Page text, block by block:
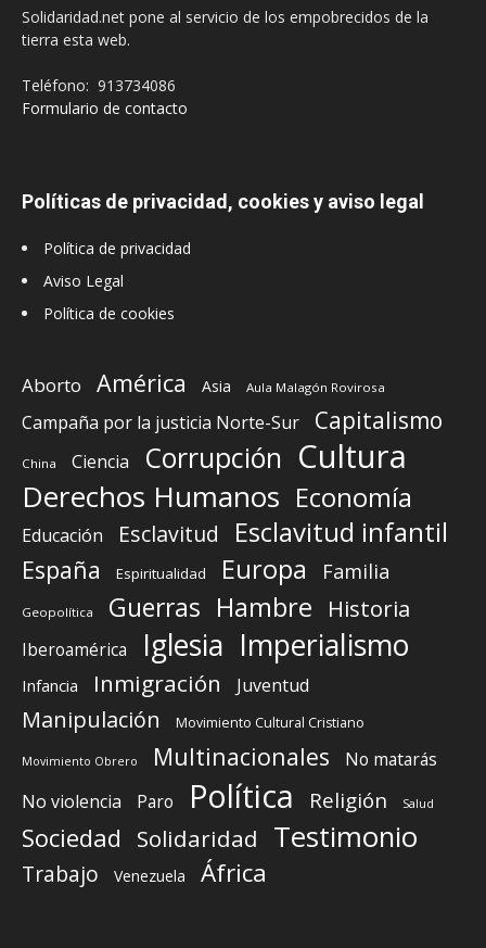
Solidaridad.net pone al servicio de los empobrecidos de la
tierra esta web.
Teléfono: 913734086
Formulario de contacto
Políticas de privacidad, cookies y aviso legal
Política de privacidad
Aviso Legal
Política de cookies
Aborto América Asia Aula Malagón Rovirosa
Campaña por la justicia Norte-Sur Capitalismo
China Ciencia Corrupción Cultura
Derechos Humanos Economía
Educación Esclavitud Esclavitud infantil
España Espiritualidad Europa Familia
Geopolítica Guerras Hambre Historia
Iberoamérica Iglesia Imperialismo
Infancia Inmigración Juventud
Manipulación Movimiento Cultural Cristiano
Movimiento Obrero Multinacionales
No matarás
No violencia
Paro Política Religión Salud
Sociedad Solidaridad Testimonio
Trabajo Venezuela África